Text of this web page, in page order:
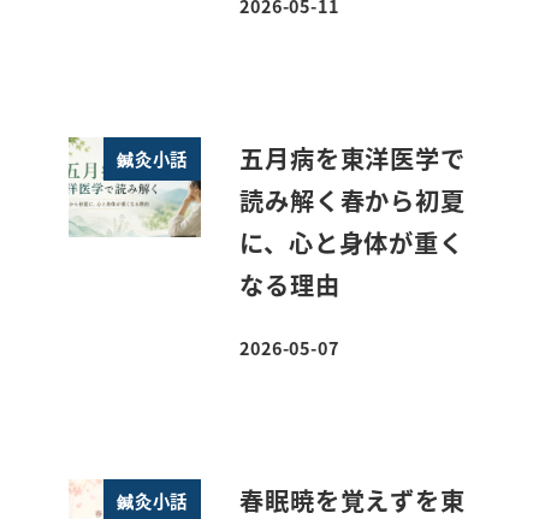
投稿日
2026-05-11
鍼灸小話
五月病を東洋医学で
読み解く春から初夏
に、心と身体が重く
なる理由
投稿日
2026-05-07
鍼灸小話
春眠暁を覚えずを東